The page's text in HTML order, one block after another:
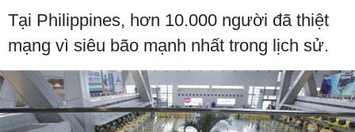
Tại Philippines, hơn 10.000 người đã thiệt
mạng vì siêu bão mạnh nhất trong lịch sử.